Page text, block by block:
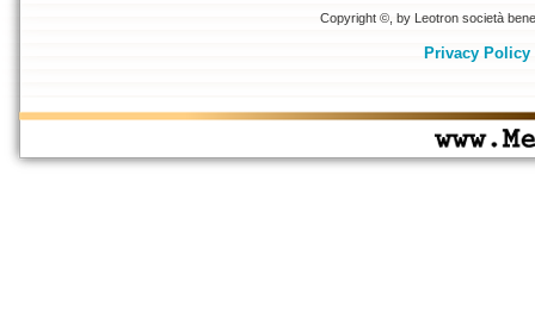
Copyright ©, by Leotron società
Privacy Policy